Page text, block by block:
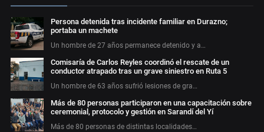
Persona detenida tras incidente familiar en Durazno;
portaba un machete
Un hombre de 27 años permanece detenido y a…
Comisaría de Carlos Reyles coordinó el rescate de un
conductor atrapado tras un grave siniestro en Ruta 5
Un hombre de 63 años sufrió lesiones de gra…
Más de 80 personas participaron en una capacitación sobre
ceremonial, protocolo y gestión en Sarandí del Yí
Más de 80 personas de distintas localidades…